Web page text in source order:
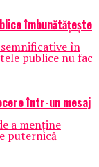
îmbunătățește
în
publice nu fac
într-un mesaj
a menține
puternică